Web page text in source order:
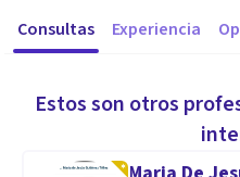
Consultas Experiencia
Estos son otros